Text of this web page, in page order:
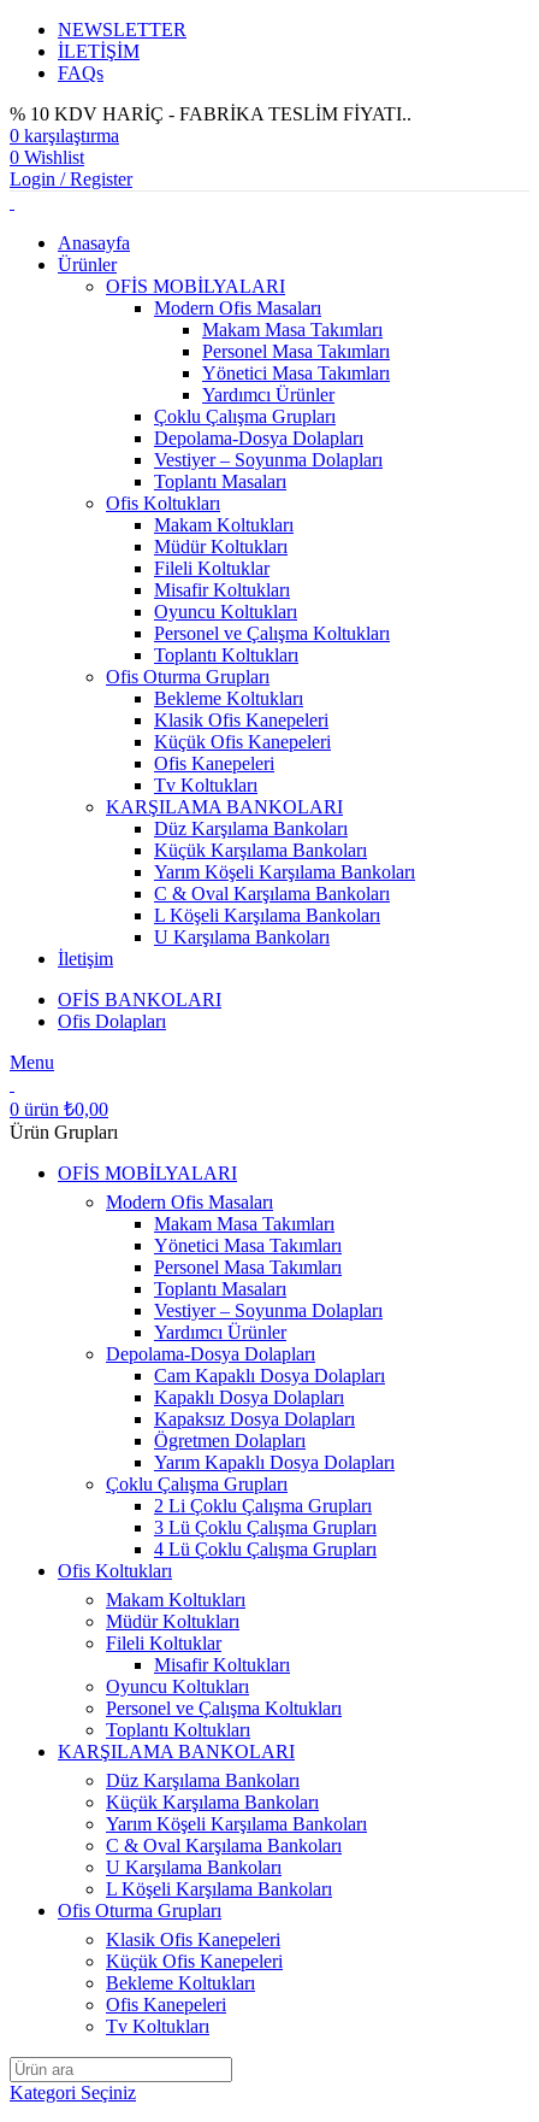
NEWSLETTER
İLETİŞİM
FAQs
% 10 KDV HARİÇ - FABRİKA TESLİM FİYATI..
0 karşılaştırma
0 Wishlist
Login / Register
Anasayfa
Ürünler
OFİS MOBİLYALARI
Modern Ofis Masaları
Makam Masa Takımları
Personel Masa Takımları
Yönetici Masa Takımları
Yardımcı Ürünler
Çoklu Çalışma Grupları
Depolama-Dosya Dolapları
Vestiyer – Soyunma Dolapları
Toplantı Masaları
Ofis Koltukları
Makam Koltukları
Müdür Koltukları
Fileli Koltuklar
Misafir Koltukları
Oyuncu Koltukları
Personel ve Çalışma Koltukları
Toplantı Koltukları
Ofis Oturma Grupları
Bekleme Koltukları
Klasik Ofis Kanepeleri
Küçük Ofis Kanepeleri
Ofis Kanepeleri
Tv Koltukları
KARŞILAMA BANKOLARI
Düz Karşılama Bankoları
Küçük Karşılama Bankoları
Yarım Köşeli Karşılama Bankoları
C & Oval Karşılama Bankoları
L Köşeli Karşılama Bankoları
U Karşılama Bankoları
İletişim
OFİS BANKOLARI
Ofis Dolapları
Menu
0 ürün ₺0,00
Ürün Grupları
OFİS MOBİLYALARI
Modern Ofis Masaları
Makam Masa Takımları
Yönetici Masa Takımları
Personel Masa Takımları
Toplantı Masaları
Vestiyer – Soyunma Dolapları
Yardımcı Ürünler
Depolama-Dosya Dolapları
Cam Kapaklı Dosya Dolapları
Kapaklı Dosya Dolapları
Kapaksız Dosya Dolapları
Ögretmen Dolapları
Yarım Kapaklı Dosya Dolapları
Çoklu Çalışma Grupları
2 Li Çoklu Çalışma Grupları
3 Lü Çoklu Çalışma Grupları
4 Lü Çoklu Çalışma Grupları
Ofis Koltukları
Makam Koltukları
Müdür Koltukları
Fileli Koltuklar
Misafir Koltukları
Oyuncu Koltukları
Personel ve Çalışma Koltukları
Toplantı Koltukları
KARŞILAMA BANKOLARI
Düz Karşılama Bankoları
Küçük Karşılama Bankoları
Yarım Köşeli Karşılama Bankoları
C & Oval Karşılama Bankoları
U Karşılama Bankoları
L Köşeli Karşılama Bankoları
Ofis Oturma Grupları
Klasik Ofis Kanepeleri
Küçük Ofis Kanepeleri
Bekleme Koltukları
Ofis Kanepeleri
Tv Koltukları
Kategori Seçiniz